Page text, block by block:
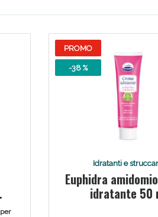
PROMO
-38 %
Idratanti e
Euphidra
idratante 50
Sconti fino al 45%